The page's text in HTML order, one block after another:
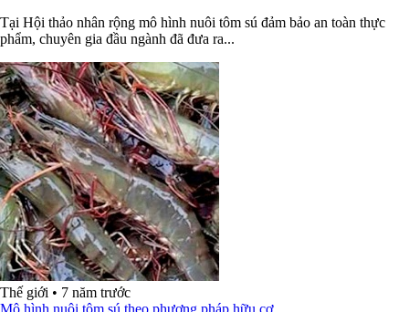
Tại Hội thảo nhân rộng mô hình nuôi tôm sú đảm bảo an toàn thực
phẩm, chuyên gia đầu ngành đã đưa ra...
Thế giới • 7 năm trước
Mô hình nuôi tôm sú theo phương pháp hữu cơ